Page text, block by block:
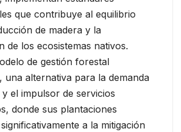
que contribuye al equilibrio
de madera y la
de los ecosistemas nativos.
de gestión forestal
una alternativa para la demanda
el impulsor de servicios
donde sus plantaciones
a la mitigación